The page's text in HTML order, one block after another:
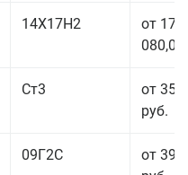
14Х17Н2
от 175
080,00
Ст3
от 35
руб.
09Г2С
от 39